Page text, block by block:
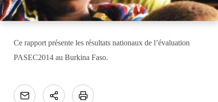
Ce rapport présente les résultats nationaux de l’évaluation
PASEC2014 au Burkina Faso.